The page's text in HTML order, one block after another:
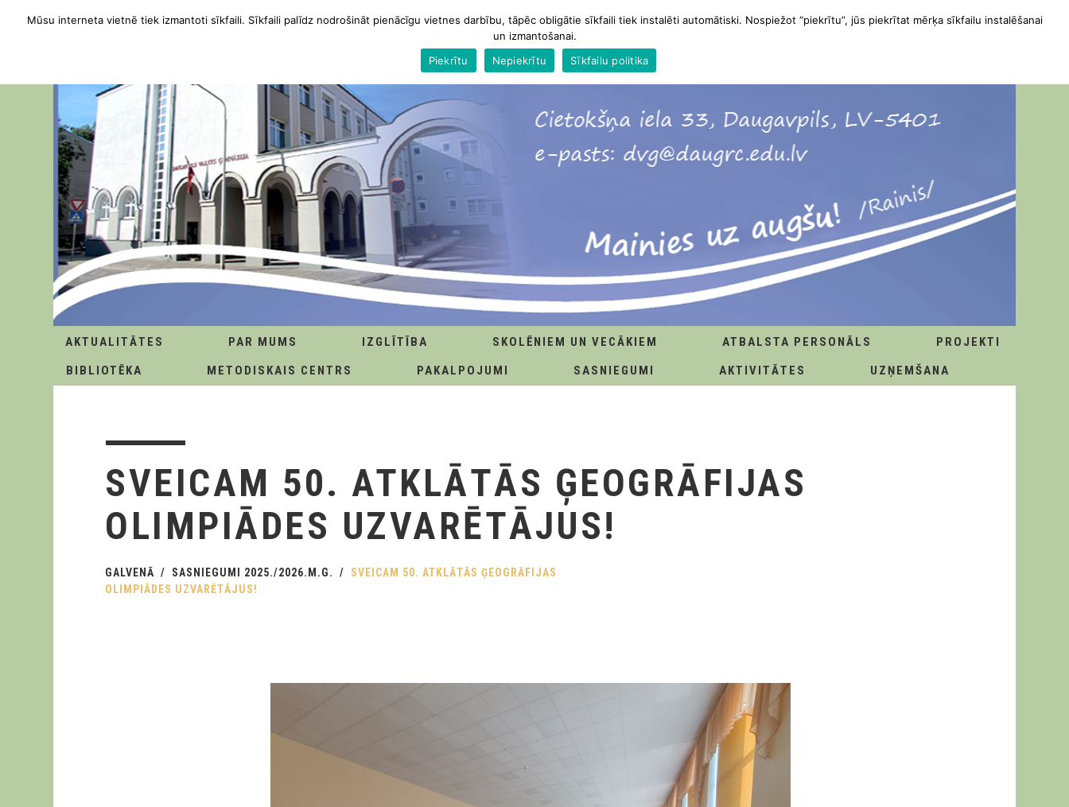
AKTUALITĀTES PAR MUMS IZGLĪTĪBA SKOLĒNIEM UN VECĀKIEM ATBALSTA PERSONĀLS
PROJEKTI
BIBLIOTĒKA
METODISKAIS CENTRS PAKALPOJUMI SASNIEGUMI AKTIVITĀTES UZŅEMŠANA
SVEICAM 50. ATKLĀTĀS ĢEOGRĀFIJAS
OLIMPIĀDES UZVARĒTĀJUS!
GALVENĀ SASNIEGUMI 2025./2026.M.G.
SVEICAM 50. ATKLĀTĀS ĢEOGRĀFIJAS
OLIMPIĀDES UZVARĒTĀJUS!
Mūsu interneta vietnē tiek izmantoti sīkfaili. Sīkfaili palīdz nodrošināt pienācīgu vietnes darbību, tāpēc obligātie sīkfaili tiek instalēti automātiski. Nospiežot “piekrītu”, jūs piekrītat mērķa sīkfailu instalēšanai
un izmantošanai.
Piekrītu
Nepiekrītu Sīkfailu politika